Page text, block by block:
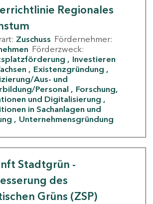
Regionales
Zuschuss Fördernehmer:
Förderzweck:
Investieren
Existenzgründung
Aus- und
Personal
Forschung,
und Digitalisierung
in Sachanlagen und
Unternehmensgründung
Stadtgrün -
des
Grüns (ZSP)